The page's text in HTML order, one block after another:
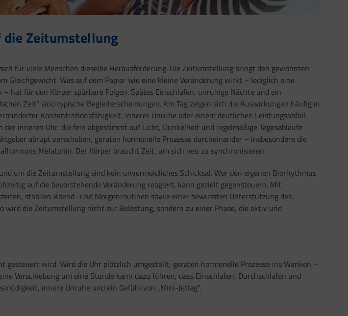
Zeitumstellung
für viele Menschen dieselbe Herausforderung: Die Zeitumstellung bringt den gewohnten
Gleichgewicht. Was auf dem Papier wie eine kleine Veränderung wirkt – lediglich eine
– hat für den Körper spürbare Folgen. Spätes Einschlafen, unruhige Nächte und ein
Zeit“ sind typische Begleiterscheinungen. Am Tag zeigen sich die Auswirkungen häufig in
Konzentrationsfähigkeit, innerer Unruhe oder einem deutlichen Leistungsabfall.
der inneren Uhr, die fein abgestimmt auf Licht, Dunkelheit und regelmäßige Tagesabläufe
abrupt verschoben, geraten hormonelle Prozesse durcheinander – insbesondere die
Melatonin. Der Körper braucht Zeit, um sich neu zu synchronisieren.
um die Zeitumstellung sind kein unvermeidliches Schicksal. Wer den eigenen Biorhythmus
auf die bevorstehende Veränderung reagiert, kann gezielt gegensteuern. Mit
stabilen Abend- und Morgenroutinen sowie einer bewussten Unterstützung des
die Zeitumstellung nicht zur Belastung, sondern zu einer Phase, die aktiv und
wird. Wird die Uhr plötzlich umgestellt, geraten hormonelle Prozesse ins Wanken –
Verschiebung um eine Stunde kann dazu führen, dass Einschlafen, Durchschlafen und
innere Unruhe und ein Gefühl von „Mini-Jetlag“.